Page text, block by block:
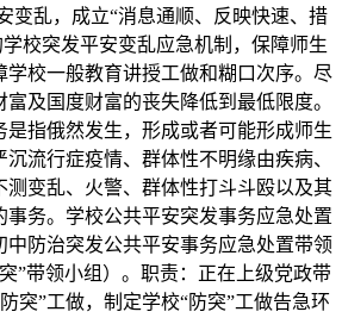
变乱，成立“消息通顺、反映快速、措
校突发平安变乱应急机制，保障师生
学校一般教育讲授工做和糊口次序。尽
及国度财富的丧失降低到最低限度。
是指俄然发生，形成或者可能形成师生
流行症疫情、群体性不明缘由疾病、
测变乱、火警、群体性打斗斗殴以及其
事务。学校公共平安突发事务应急处置
中防治突发公共平安事务应急处置带领
”带领小组）。职责：正在上级党政带
突”工做，制定学校“防突”工做告急环